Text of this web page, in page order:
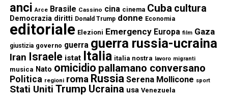
anci Arce Brasile Cassino cina cinema Cuba cultura
Democrazia diritti Donald Trump donne Economia
editoriale Elezioni Emergency Europa film Gaza
giustizia governo guerra guerra russia-ucraina
Iran Israele istat Italia italia nostra lavoro migranti
musica Nato omicidio pallamano conversano
Politica regioni roma Russia Serena Mollicone sport
Stati Uniti Trump Ucraina usa Venezuela